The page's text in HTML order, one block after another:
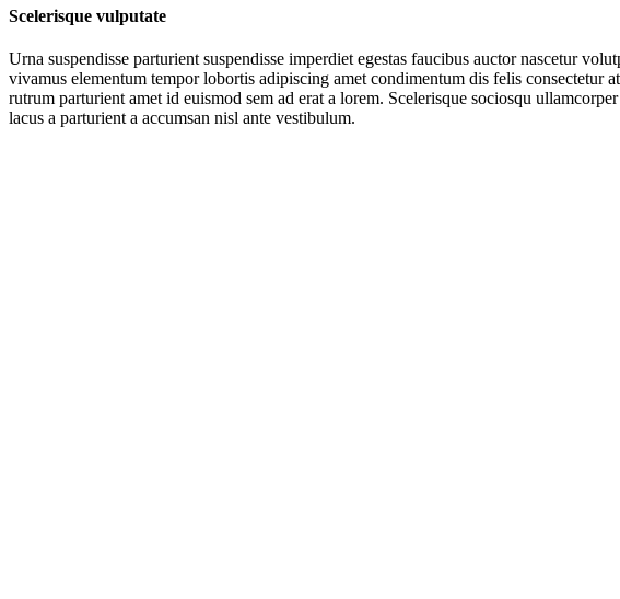
Scelerisque vulputate
Urna suspendisse parturient suspendisse imperdiet egestas faucibus auctor nascetur
vivamus elementum tempor lobortis adipiscing amet condimentum dis felis consectetur
rutrum parturient amet id euismod sem ad erat a lorem. Scelerisque sociosqu
lacus a parturient a accumsan nisl ante vestibulum.